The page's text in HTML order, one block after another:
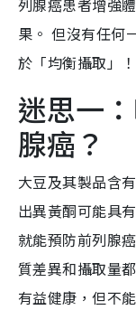
列腺癌患者增強
果。 但沒有任何
於「均衡攝取」！
迷思一
腺癌？
大豆及其製品含
出異黃酮可能具
就能預防前列腺
質差異和攝取量
有益健康，但不